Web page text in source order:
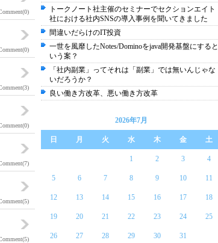
トークノート社主催のセミナーでセクションエイト
社における社内SNSの導入事例を聞いてきました
間違いだらけのIT投資
一世を風靡したNotes/Dominoをjava開発基盤にすると
いう案？
「社内副業」ってそれは「副業」では無いんじゃな
いだろうか？
良い働き方改革、悪い働き方改革
2026年7月
日 月 火 水 木 金 土
1 2 3 4
5 6 7 8 9 10 11
12 13 14 15 16 17 18
19 20 21 22 23 24 25
26 27 28 29 30 31